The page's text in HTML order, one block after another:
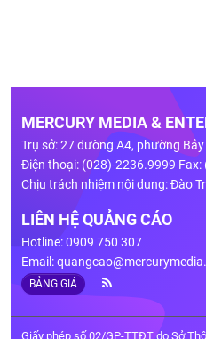
MERCURY MEDIA &
Trụ sở: 27 đường A4, phường
Điện thoại: (028)-2236.9999
Chịu trách nhiệm nội dung: Đào
LIÊN HỆ QUẢNG CÁO
Hotline: 0909 750 307
Email:
BẢNG GIÁ
Giấy phép số 02/GP-TTĐT do Sở